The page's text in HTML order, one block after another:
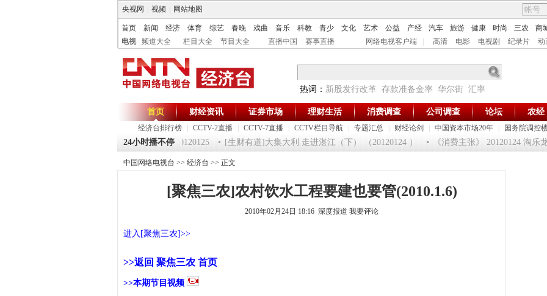
央视网 视频 网站地图
首页 新闻 经济 体育 综艺 春晚 戏曲 音乐 科教 青少 文化 艺术 公益 产经 汽车 旅游 健康 时尚 三农 商
电视
频道大全 栏目大全 节目大全 直播中国 赛事直播 网络电视客户端 高清 电影 电视剧 纪录片 动
热词： 新股发行改革 存款准备金率 华尔街 汇率
首页
经济台排行榜 CCTV-2直播 CCTV-7直播 CCTV栏目导航 专题汇总 财经论剑 中国资本市场20年 国务院调控
财经资讯 证券市场 理财生活 消费调查 公司调查 论坛 农经
24小时播不停
《第一时间》 20120125 [生财有道]大集大利 走进湛江（下） （20120124 ） 《消费主张》 20120124 淘乐龙
中国网络电视台 >> 经济台 >> 正文
[聚焦三农]农村饮水工程要建也要管(2010.1.6)
2010年02月24日 18:16 深度报道 我要评论
进入[聚焦三农]>>
>>返回 聚焦三农 首页
>>本期节目 视频